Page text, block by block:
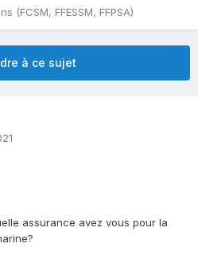
(FCSM, FFESSM, FFPSA)
à ce sujet
assurance avez vous pour la